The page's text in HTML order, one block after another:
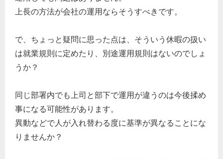
上長の方法が会社の運用ならそうすべきです。
で、ちょっと疑問に思った点は、そういう休暇の扱い
は就業規則に定めたり、別途運用規則はないのでしょ
うか？
同じ部署内でも上司と部下で運用が違うのは今後揉め
事になる可能性があります。
異動などで人が入れ替わる度に基準が異なることにな
りませんか？